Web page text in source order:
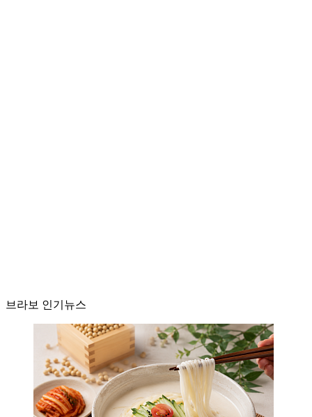
브라보 인기뉴스